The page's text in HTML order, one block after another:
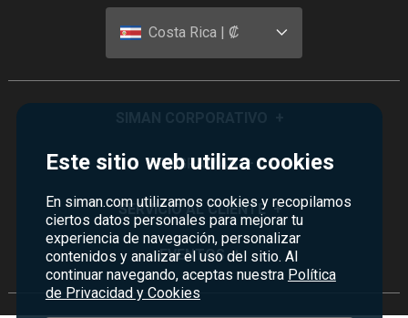
Este sitio web utiliza cookies
En siman.com utilizamos cookies y recopilamos
ciertos datos personales para mejorar tu
experiencia de navegación, personalizar
contenidos y analizar el uso del sitio. Al
continuar navegando, aceptas nuestra Política
de Privacidad y Cookies
Costa Rica | ₡
Quiénes Somos
Visión y Misión
Historia
Sucursales
Servicios
PROGRAMAS +
Monedero
Certificados de Regalo
Siman PRO
Credisiman
SERVICIO AL CLIENTE +
Preguntas Frecuentes
Política de devoluciones y garantías
EVENTOS +
Rebajas